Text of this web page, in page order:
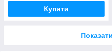
Купити